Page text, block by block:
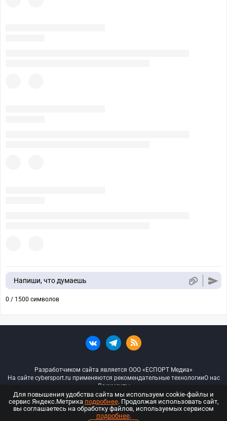
Напиши, что думаешь
0 / 1500 символов
Разработчиком сайта является ООО «ЕСПОРТ Медиа»
На сайте cybersport.ru применяются рекомендательные технологииО нас
Документы
© ООО «Киберспорт.ру» — Все права защищены
Для повышения удобства сайта мы используем cookie-файлы и
сервис Яндекс.Метрика подробнее. Продолжая использовать сайт,
вы соглашаетесь на обработку файлов, используемых сервисом
подробнее.